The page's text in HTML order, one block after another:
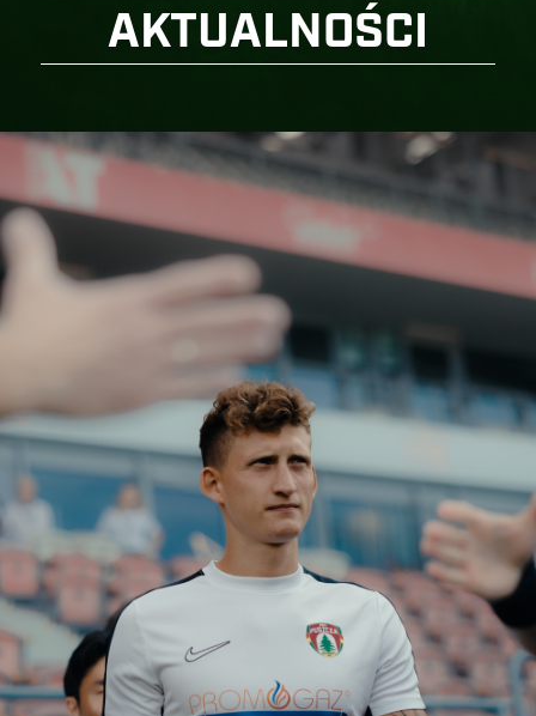
AKTUALNOŚCI